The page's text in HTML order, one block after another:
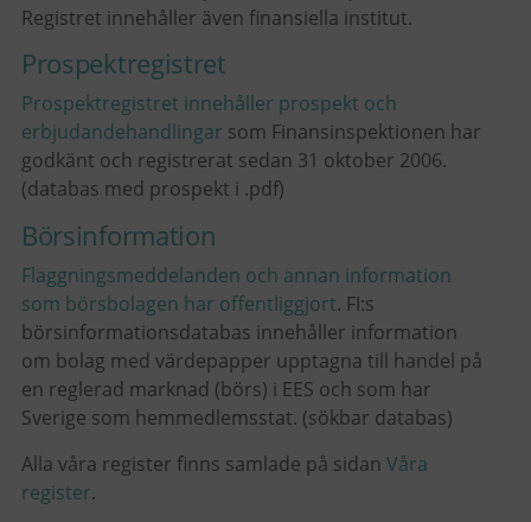
Registret innehåller även finansiella institut.
Prospektregistret
Prospektregistret innehåller prospekt och
erbjudandehandlingar som Finansinspektionen har
godkänt och registrerat sedan 31 oktober 2006.
(databas med prospekt i .pdf)
Börsinformation
Flaggningsmeddelanden och annan information
som börsbolagen har offentliggjort. FI:s
börsinformationsdatabas innehåller information
om bolag med värdepapper upptagna till handel på
en reglerad marknad (börs) i EES och som har
Sverige som hemmedlemsstat. (sökbar databas)
Alla våra register finns samlade på sidan Våra
register.